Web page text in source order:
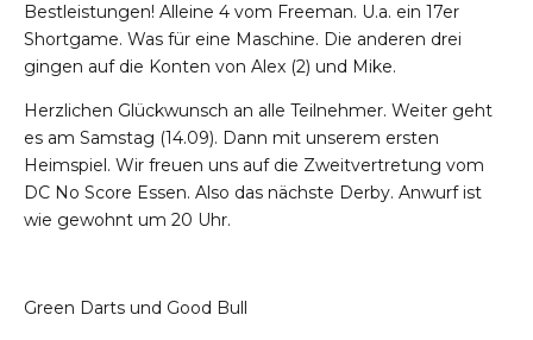
Bestleistungen! Alleine 4 vom Freeman. U.a. ein 17er
Shortgame. Was für eine Maschine. Die anderen drei
gingen auf die Konten von Alex (2) und Mike.
Herzlichen Glückwunsch an alle Teilnehmer. Weiter geht
es am Samstag (14.09). Dann mit unserem ersten
Heimspiel. Wir freuen uns auf die Zweitvertretung vom
DC No Score Essen. Also das nächste Derby. Anwurf ist
wie gewohnt um 20 Uhr.
Green Darts und Good Bull